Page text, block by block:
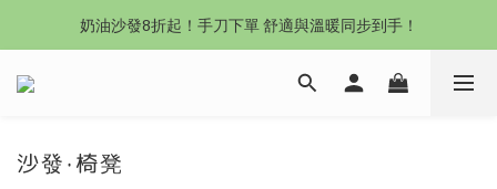
沙發新登場｜想躺就躺，頭等艙到商務艙一次擁有
奶油沙發8折起！手刀下單 舒適與溫暖同步到手！
Outlet專區：期間限定，驚喜下殺中！
沙發‧椅凳